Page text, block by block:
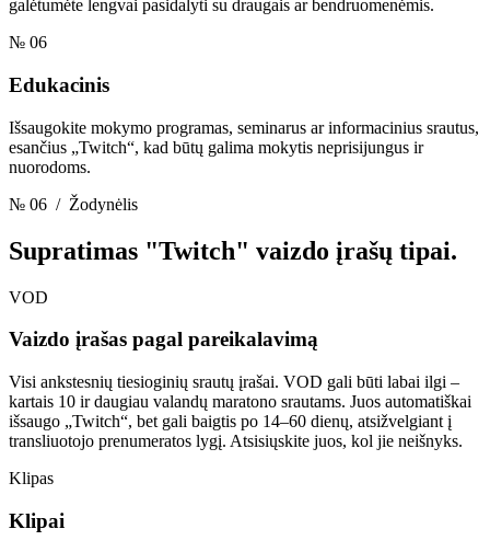
galėtumėte lengvai pasidalyti su draugais ar bendruomenėmis.
№ 06
Edukacinis
Išsaugokite mokymo programas, seminarus ar informacinius srautus,
esančius „Twitch“, kad būtų galima mokytis neprisijungus ir
nuorodoms.
№ 06 / Žodynėlis
Supratimas "Twitch" vaizdo įrašų tipai.
VOD
Vaizdo įrašas pagal pareikalavimą
Visi ankstesnių tiesioginių srautų įrašai. VOD gali būti labai ilgi –
kartais 10 ir daugiau valandų maratono srautams. Juos automatiškai
išsaugo „Twitch“, bet gali baigtis po 14–60 dienų, atsižvelgiant į
transliuotojo prenumeratos lygį. Atsisiųskite juos, kol jie neišnyks.
Klipas
Klipai